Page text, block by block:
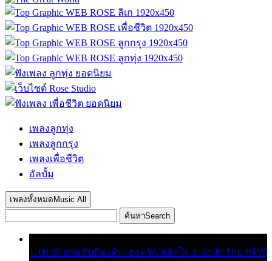
เพลงลูกทุ่ง
เพลงลูกกรุง
เพลงเพื่อชีวิต
อัลบั้ม
เพลงทั้งหมด Music All
ค้นหาSearch
1. 00:00 สามสิบยังแจ๋ว - ยอดรัก สลักใจ 2. 02:49 รักมาห้าปี